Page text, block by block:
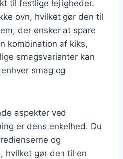
til festlige lejligheder.
ovn, hvilket gør den til
der ønsker at spare
kombination af kiks,
smagsvarianter kan
smag og
aspekter ved
er dens enkelhed. Du
og
hvilket gør den til en